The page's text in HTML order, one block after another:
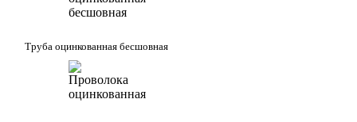
Труба оцинкованная бесшовная